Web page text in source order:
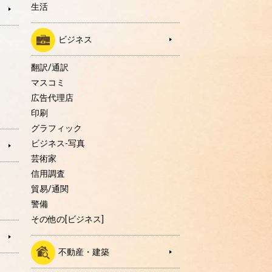
生活
ビジネス
翻訳/通訳
マスコミ
広告代理店
印刷
グラフィック
ビジネス-写真
芸術家
信用調査
貿易/通関
警備
その他の[ビジネス]
不動産・建築